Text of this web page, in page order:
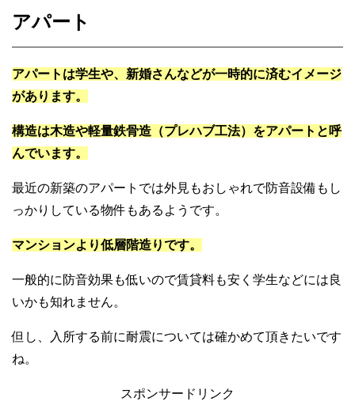
アパート
アパートは学生や、新婚さんなどが一時的に済むイメージ
があります。
構造は木造や軽量鉄骨造（プレハブ工法）をアパートと呼
んでいます。
最近の新築のアパートでは外見もおしゃれで防音設備もし
っかりしている物件もあるようです。
マンションより低層階造りです。
一般的に防音効果も低いので賃貸料も安く学生などには良
いかも知れません。
但し、入所する前に耐震については確かめて頂きたいです
ね。
スポンサードリンク